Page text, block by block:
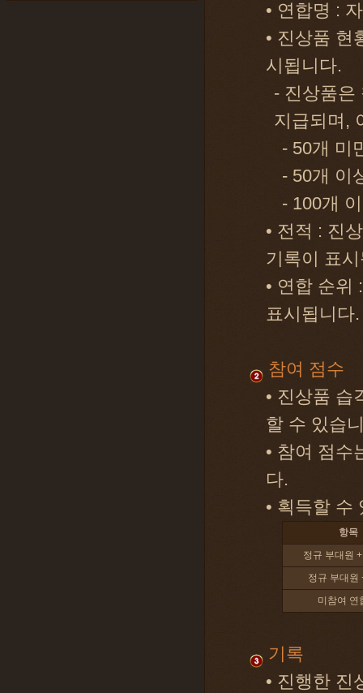
• 연합명 :
• 진상품 현
시됩니다.
- 진상품은
지급되며,
- 50개 미
- 50개 이
- 100개
• 전적 : 진
기록이 표
• 연합 순위
표시됩니다.
참여 점수
• 진상품 습
할 수 있습
• 참여 점수
다.
• 획득할 수
항목
정규 부대원
정규 부대원
미참여 연
기록
• 진행한 진